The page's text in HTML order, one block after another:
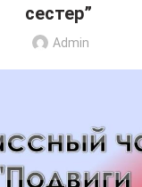
сестер”
Admin